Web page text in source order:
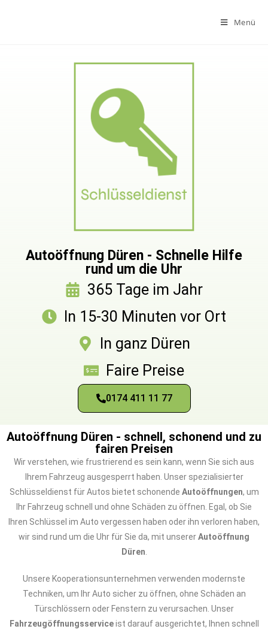
Menü
Autoöffnung Düren - Schnelle Hilfe
rund um die Uhr
365 Tage im Jahr
In 15-30 Minuten vor Ort
In ganz Düren
Faire Preise
0174 411 11 77
Autoöffnung Düren - schnell, schonend und zu
fairen Preisen
Wir verstehen, wie frustrierend es sein kann, wenn Sie sich aus
Ihrem Fahrzeug ausgesperrt haben. Unser spezialisierter
Schlüsseldienst für Autos bietet schonende Autoöffnungen, um
Ihr Fahrzeug schnell und ohne Schäden zu öffnen. Egal, ob Sie
Ihren Schlüssel im Auto vergessen haben oder ihn verloren haben,
wir sind rund um die Uhr für Sie da, mit unsererAutoöffnung
Düren
Unsere Kooperationsunternehmen verwenden modernste
Techniken, um Ihr Auto sicher zu öffnen, ohne Schäden an
Türschlössern oder Fenstern zu verursachen. Unser
Fahrzeugöffnungsserviceist darauf ausgerichtet, Ihnen schnell